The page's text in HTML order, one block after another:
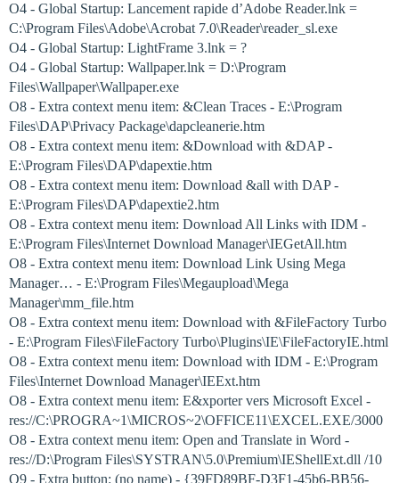
O4 - Global Startup: Lancement rapide d’Adobe Reader.lnk =
C:\Program Files\Adobe\Acrobat 7.0\Reader\reader_sl.exe
O4 - Global Startup: LightFrame 3.lnk = ?
O4 - Global Startup: Wallpaper.lnk = D:\Program
Files\Wallpaper\Wallpaper.exe
O8 - Extra context menu item: &Clean Traces - E:\Program
Files\DAP\Privacy Package\dapcleanerie.htm
O8 - Extra context menu item: &Download with &DAP -
E:\Program Files\DAP\dapextie.htm
O8 - Extra context menu item: Download &all with DAP -
E:\Program Files\DAP\dapextie2.htm
O8 - Extra context menu item: Download All Links with IDM -
E:\Program Files\Internet Download Manager\IEGetAll.htm
O8 - Extra context menu item: Download Link Using Mega
Manager… - E:\Program Files\Megaupload\Mega
Manager\mm_file.htm
O8 - Extra context menu item: Download with &FileFactory Turbo
- E:\Program Files\FileFactory Turbo\Plugins\IE\FileFactoryIE.html
O8 - Extra context menu item: Download with IDM - E:\Program
Files\Internet Download Manager\IEExt.htm
O8 - Extra context menu item: E&xporter vers Microsoft Excel -
res://C:\PROGRA~1\MICROS~2\OFFICE11\EXCEL.EXE/3000
O8 - Extra context menu item: Open and Translate in Word -
res://D:\Program Files\SYSTRAN\5.0\Premium\IEShellExt.dll /10
O9 - Extra button: (no name) - {39FD89BF-D3F1-45b6-BB56-